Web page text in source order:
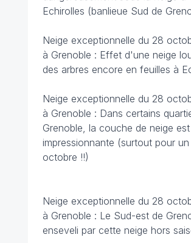
Echirolles (banlieue Sud de
Neige exceptionnelle du 28
à Grenoble : Effet d'une neige
des arbres encore en feuilles à
Neige exceptionnelle du 28
à Grenoble : Dans certains
Grenoble, la couche de neige est
impressionnante (surtout pour
octobre !!)
Neige exceptionnelle du 28
à Grenoble : Le Sud-est de
enseveli par cette neige hors